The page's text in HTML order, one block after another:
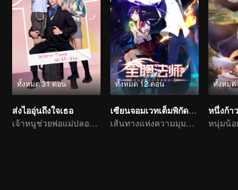
ทั้งหมด 31 ตอน
ส่งไออุ่นถึงใจเธอ
เจ้าหนูช่วยพ่อแม่ปลอม ๆ แกล้งหลอกแต่รักจริง
ทั้งหมด 12 ตอน
เซียนจอมเวทเต็มพิกัด ซีซัน1
เส้นทางแห่งความมุมานะในการฝึกพัฒนาตนเอง
ทั้งหมด
หนึ่งก้า